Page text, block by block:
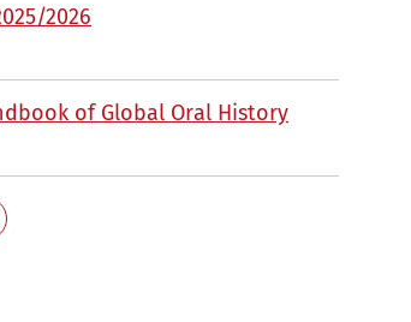
2026
of Global Oral History